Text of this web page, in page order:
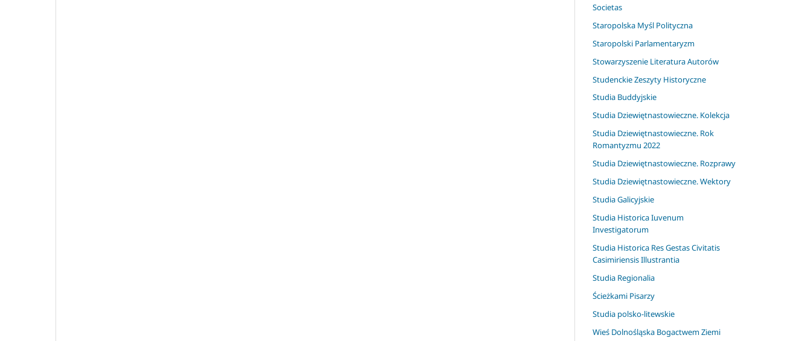
Societas
Staropolska Myśl Polityczna
Staropolski Parlamentaryzm
Stowarzyszenie Literatura Autorów
Studenckie Zeszyty Historyczne
Studia Buddyjskie
Studia Dziewiętnastowieczne. Kolekcja
Studia Dziewiętnastowieczne. Rok
Romantyzmu 2022
Studia Dziewiętnastowieczne. Rozprawy
Studia Dziewiętnastowieczne. Wektory
Studia Galicyjskie
Studia Historica Iuvenum
Investigatorum
Studia Historica Res Gestas Civitatis
Casimiriensis Illustrantia
Studia Regionalia
Ścieżkami Pisarzy
Studia polsko-litewskie
Wieś Dolnośląska Bogactwem Ziemi